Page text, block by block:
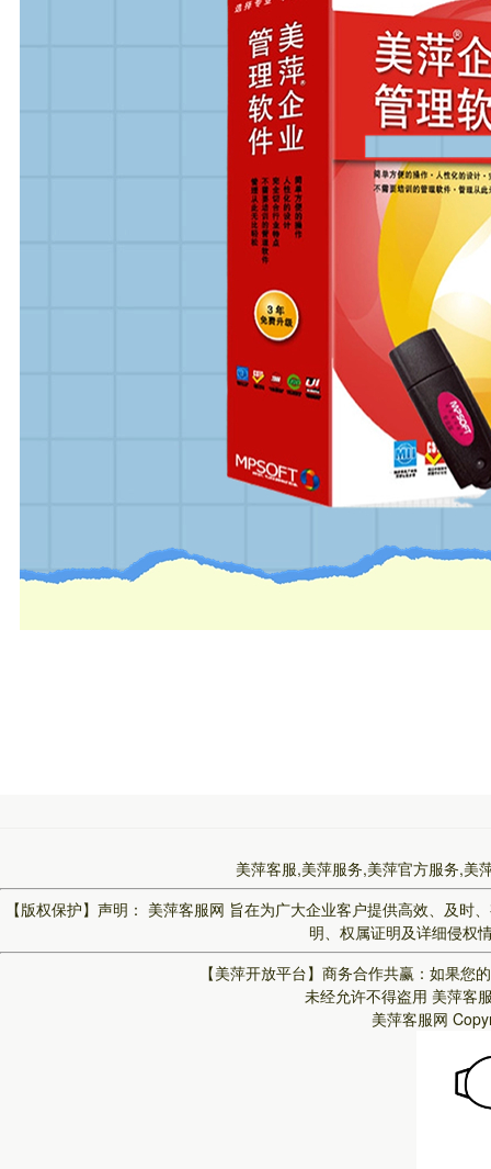
美萍客服,美萍服务,美萍官方服务,美
【版权保护】声明： 美萍客服网 旨在为广大企业客户提供高效、及时
明、权属证明及详细侵权
【美萍开放平台】 商务合作共赢：如果您
未经允许不得盗用 美萍客
美萍客服网